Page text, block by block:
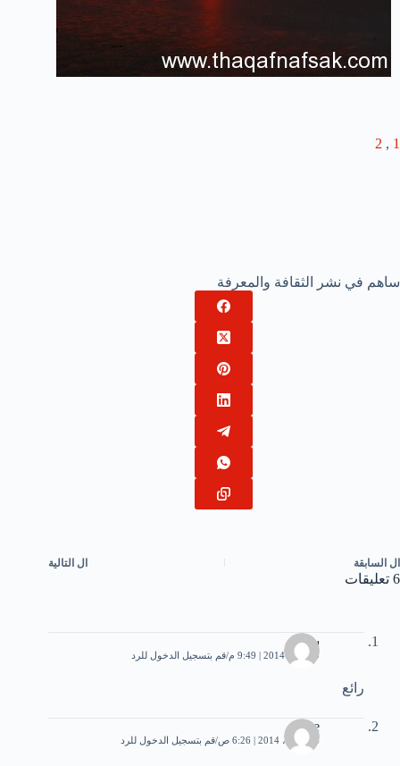
1
,
2
ساهم في نشر الثقافة والمعرفة
ال السابقة ال التالية
6 تعليقات
سعاد
9 أبريل، 2014 | 9:49 م قم بتسجيل الدخول للرد
رائع
rabee
24 أبريل، 2014 | 6:26 ص قم بتسجيل الدخول للرد